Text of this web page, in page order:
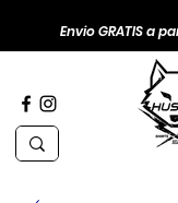
Envio GRATIS a